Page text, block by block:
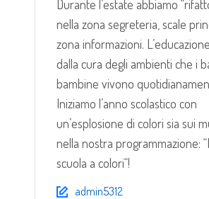
Durante l’estate abbiamo
nella zona segreteria, scale
zona informazioni.
dalla cura degli ambienti che i
bambine vivono
Iniziamo l’anno scolastico con
un’esplosione di colori sia sui
nella nostra programmazione:
scuola a colori“!
admin5312